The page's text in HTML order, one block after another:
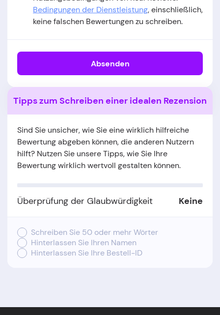
Bedingungen der Dienstleistung, einschließlich,
keine falschen Bewertungen zu schreiben.
Absenden
Tipps zum Schreiben einer idealen Rezension
Sind Sie unsicher, wie Sie eine wirklich hilfreiche
Bewertung abgeben können, die anderen Nutzern
hilft? Nutzen Sie unsere Tipps, wie Sie Ihre
Bewertung wirklich wertvoll gestalten können.
Überprüfung der Glaubwürdigkeit Keine
Schreiben Sie 50 oder mehr Wörter
Hinterlassen Sie Ihren Namen
Hinterlassen Sie Ihre Bestell-ID